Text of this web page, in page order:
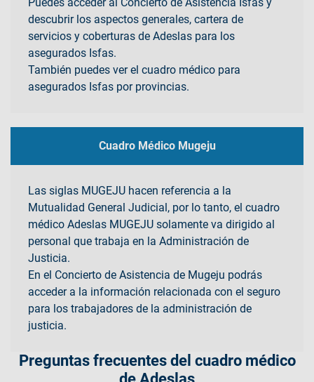
descubrir los aspectos generales, cartera de
servicios y coberturas de Adeslas para los
asegurados Isfas.
También puedes ver el cuadro médico para
asegurados Isfas por provincias.
Cuadro Médico Mugeju
Las siglas MUGEJU hacen referencia a la
Mutualidad General Judicial, por lo tanto, el cuadro
médico Adeslas MUGEJU solamente va dirigido al
personal que trabaja en la Administración de
Justicia.
En el Concierto de Asistencia de Mugeju podrás
acceder a la información relacionada con el seguro
para los trabajadores de la administración de
justicia.
Preguntas frecuentes del cuadro médico